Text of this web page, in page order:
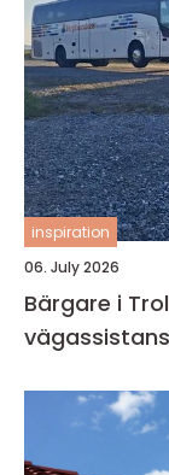
inspiration
06. July 2026
Bärgare i